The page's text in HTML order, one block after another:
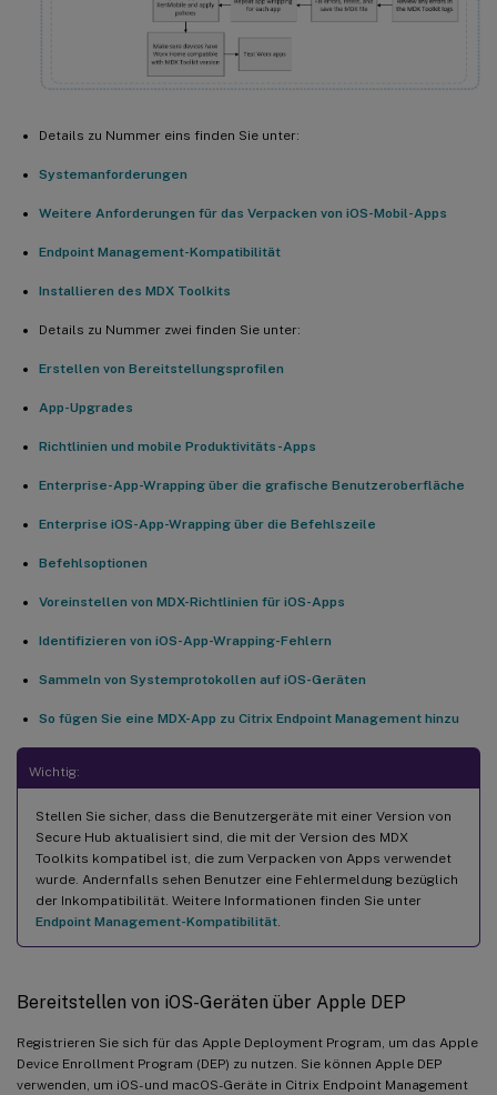
Details zu Nummer eins finden Sie unter:
Systemanforderungen
Weitere Anforderungen für das Verpacken von iOS-Mobil-Apps
Endpoint Management-Kompatibilität
Installieren des MDX Toolkits
Details zu Nummer zwei finden Sie unter:
Erstellen von Bereitstellungsprofilen
App-Upgrades
Richtlinien und mobile Produktivitäts-Apps
Enterprise-App-Wrapping über die grafische Benutzeroberfläche
Enterprise iOS-App-Wrapping über die Befehlszeile
Befehlsoptionen
Voreinstellen von MDX-Richtlinien für iOS-Apps
Identifizieren von iOS-App-Wrapping-Fehlern
Sammeln von Systemprotokollen auf iOS-Geräten
So fügen Sie eine MDX-App zu Citrix Endpoint Management hinzu
Wichtig:
Stellen Sie sicher, dass die Benutzergeräte mit einer Version von
Secure Hub aktualisiert sind, die mit der Version des MDX
Toolkits kompatibel ist, die zum Verpacken von Apps verwendet
wurde. Andernfalls sehen Benutzer eine Fehlermeldung bezüglich
der Inkompatibilität. Weitere Informationen finden Sie unter
Endpoint Management-Kompatibilität.
Bereitstellen von iOS-Geräten über Apple DEP
Registrieren Sie sich für das Apple Deployment Program, um das Apple
Device Enrollment Program (DEP) zu nutzen. Sie können Apple DEP
verwenden, um iOS- und macOS-Geräte in Citrix Endpoint Management